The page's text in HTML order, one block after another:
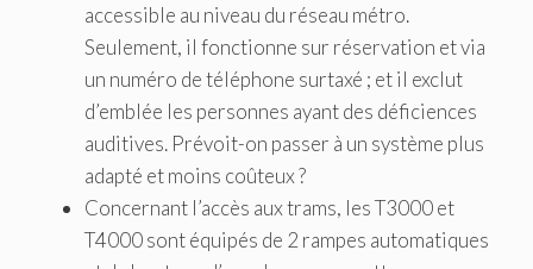
accessible au niveau du réseau métro.
Seulement, il fonctionne sur réservation et via
un numéro de téléphone surtaxé ; et il exclut
d’emblée les personnes ayant des déficiences
auditives. Prévoit-on passer à un système plus
adapté et moins coûteux ?
Concernant l’accès aux trams, les T3000 et
T4000 sont équipés de 2 rampes automatiques